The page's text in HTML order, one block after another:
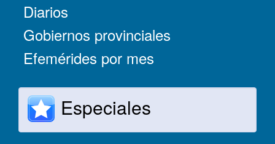
Diarios
Gobiernos provinciales
Efemérides por mes
Especiales